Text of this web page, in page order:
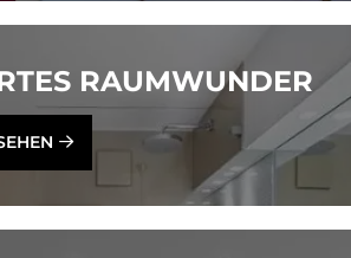
RAUM­WUN­DER